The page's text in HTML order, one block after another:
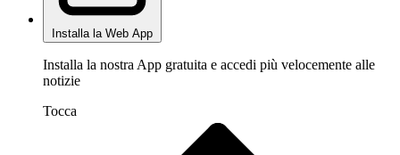
Installa la Web App
Installa la nostra App gratuita e accedi più velocemente alle
notizie
Tocca